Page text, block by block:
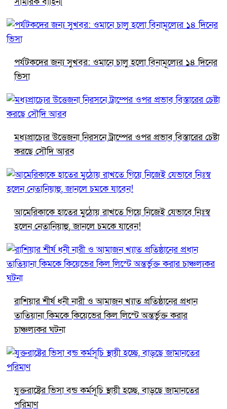
পর্যটকদের জন্য সুখবর: ওমানে চালু হলো বিনামূল্যের ১৪ দিনের
ভিসা
মধ্যপ্রাচ্যের উত্তেজনা নিরসনে ট্রাম্পের ওপর প্রভাব বিস্তারের চেষ্টা
করছে সৌদি আরব
আমেরিকাকে হাতের মুঠোয় রাখতে গিয়ে নিজেই যেভাবে নিঃস্ব
হলেন নেতানিয়াহু, জানলে চমকে যাবেন!
রাশিয়ার শীর্ষ ধনী নারী ও আমাজন খ্যাত প্রতিষ্ঠানের প্রধান
তাতিয়ানা কিমকে কিয়েভের কিল লিস্টে অন্তর্ভুক্ত করার
চাঞ্চল্যকর ঘটনা
যুক্তরাষ্ট্রের ভিসা বন্ড কর্মসূচি স্থায়ী হচ্ছে, বাড়ছে জামানতের
পরিমাণ